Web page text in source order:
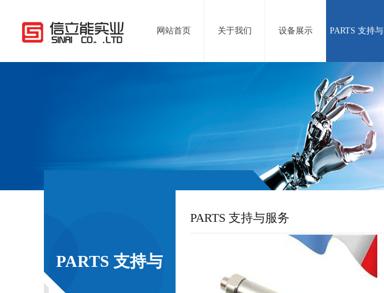
网站首页 关于我们 设备展示 PARTS 支持与
PARTS 支持与
服务
PARTS 支持与服务